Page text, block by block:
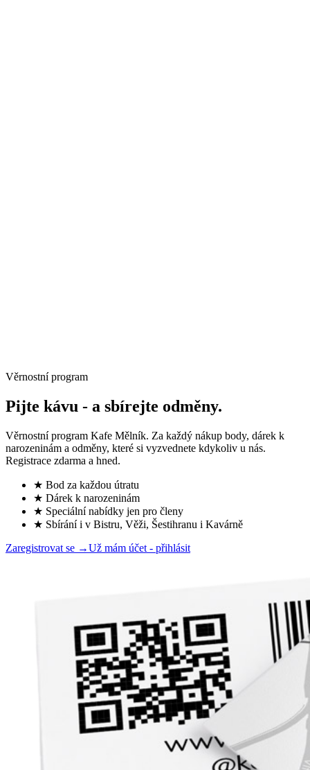
→
Věrnostní program
Pijte kávu - a sbírejte odměny.
Věrnostní program Kafe Mělník. Za každý nákup body, dárek k
narozeninám a odměny, které si vyzvednete kdykoliv u nás.
Registrace zdarma a hned.
★ Bod za každou útratu
★ Dárek k narozeninám
★ Speciální nabídky jen pro členy
★ Sbírání i v Bistru, Věži, Šestihranu i Kavárně
Zaregistrovat se →Už mám účet - přihlásit